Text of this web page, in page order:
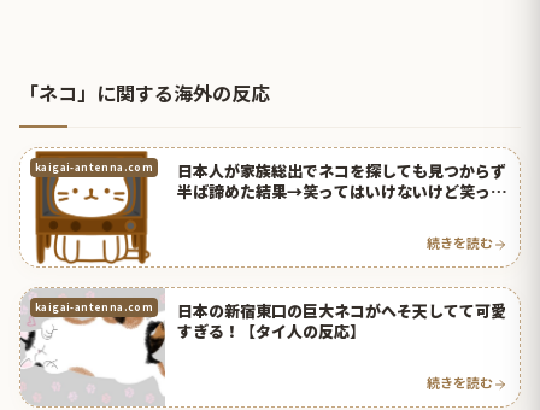
「ネコ」に関する海外の反応
kaigai-antenna.com
日本人が家族総出でネコを探しても見つからず
半ば諦めた結果→笑ってはいけないけど笑った
続きを読む
kaigai-antenna.com
日本の新宿東口の巨大ネコがへそ天してて可愛
すぎる！【タイ人の反応】
続きを読む